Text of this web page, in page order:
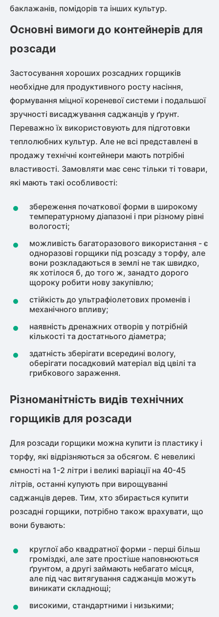
баклажанів, помідорів та інших культур.
Основні вимоги до контейнерів для
розсади
Застосування хороших розсадних горщиків
необхідне для продуктивного росту насіння,
формування міцної кореневої системи і подальшої
зручності висаджування саджанців у ґрунт.
Переважно їх використовують для підготовки
теплолюбних культур. Але не всі представлені в
продажу технічні контейнери мають потрібні
властивості. Замовляти має сенс тільки ті товари,
які мають такі особливості:
збереження початкової форми в широкому
температурному діапазоні і при різному рівні
вологості;
можливість багаторазового використання - є
одноразові горщики під розсаду з торфу, але
вони розкладаються в землі не так швидко,
як хотілося б, до того ж, занадто дорого
щороку робити нову закупівлю;
стійкість до ультрафіолетових променів і
механічного впливу;
наявність дренажних отворів у потрібній
кількості та достатнього діаметра;
здатність зберігати всередині вологу,
оберігати посадковий матеріал від цвілі та
грибкового зараження.
Різноманітність видів технічних
горщиків для розсади
Для розсади горщики можна купити із пластику і
торфу, які відрізняються за обсягом. Є невеликі
ємності на 1-2 літри і великі варіації на 40-45
літрів, останні купують при вирощуванні
саджанців дерев. Тим, хто збирається купити
розсадні горщики, потрібно також врахувати, що
вони бувають:
круглої або квадратної форми - перші більш
громіздкі, але зате простіше наповнюються
ґрунтом, а другі займають небагато місця,
але під час витягування саджанців можуть
виникати складнощі;
високими, стандартними і низькими;